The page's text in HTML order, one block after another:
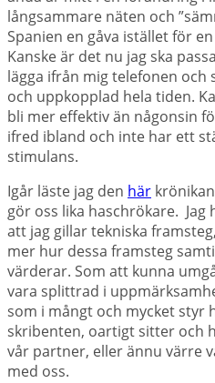
långsammare näten och
Spanien en gåva istället för
Kanske är det nu jag ska
lägga ifrån mig telefonen
och uppkopplad hela tiden.
bli mer effektiv än någonsin
ifred ibland och inte har ett
stimulans.
Igår läste jag den här
gör oss lika haschrökare.
att jag gillar tekniska
mer hur dessa framsteg
värderar. Som att kunna
vara splittrad i
som i mångt och mycket styr
skribenten, oartigt sitter och
vår partner, eller ännu värre
med oss.